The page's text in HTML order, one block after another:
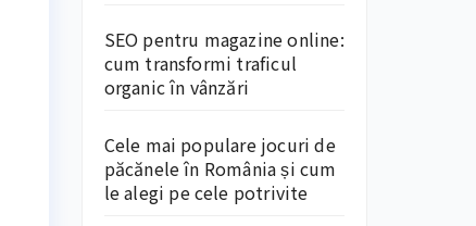
SEO pentru magazine online:
cum transformi traficul
organic în vânzări
Cele mai populare jocuri de
păcănele în România și cum
le alegi pe cele potrivite